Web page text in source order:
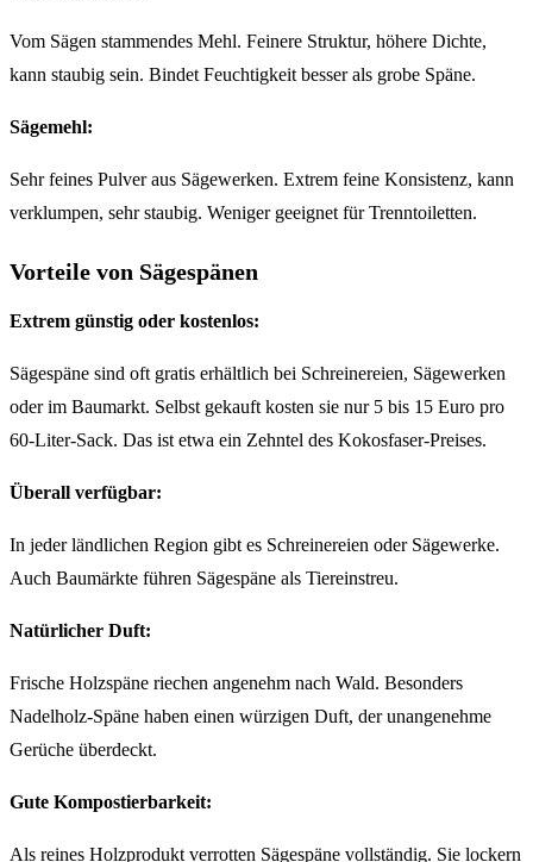
Vom Sägen stammendes Mehl. Feinere Struktur, höhere Dichte,
kann staubig sein. Bindet Feuchtigkeit besser als grobe Späne.
Sägemehl:
Sehr feines Pulver aus Sägewerken. Extrem feine Konsistenz, kann
verklumpen, sehr staubig. Weniger geeignet für Trenntoiletten.
Vorteile von Sägespänen
Extrem günstig oder kostenlos:
Sägespäne sind oft gratis erhältlich bei Schreinereien, Sägewerken
oder im Baumarkt. Selbst gekauft kosten sie nur 5 bis 15 Euro pro
60-Liter-Sack. Das ist etwa ein Zehntel des Kokosfaser-Preises.
Überall verfügbar:
In jeder ländlichen Region gibt es Schreinereien oder Sägewerke.
Auch Baumärkte führen Sägespäne als Tiereinstreu.
Natürlicher Duft:
Frische Holzspäne riechen angenehm nach Wald. Besonders
Nadelholz-Späne haben einen würzigen Duft, der unangenehme
Gerüche überdeckt.
Gute Kompostierbarkeit:
Als reines Holzprodukt verrotten Sägespäne vollständig. Sie lockern